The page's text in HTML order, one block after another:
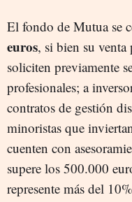
El fondo de Mutua se
euros, si bien su venta
soliciten previamente
profesionales; a
contratos de gestión
minoristas que inviertan
cuenten con
supere los 500.000
represente más del